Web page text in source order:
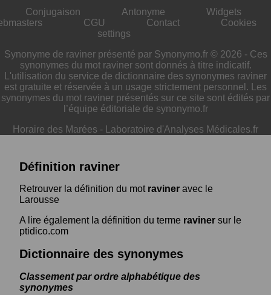
Conjugaison Antonyme
Widgets
CGU Contact
Cookies
settings
Synonyme de raviner présenté par Synonymo.fr © 2026 - Ces
synonymes du mot raviner sont donnés à titre indicatif.
L'utilisation du service de dictionnaire des synonymes raviner
est gratuite et réservée à un usage strictement personnel. Les
synonymes du mot raviner présentés sur ce site sont édités par
l’équipe éditoriale de synonymo.fr
Horaire des Marées - Laboratoire d'Analyses Médicales.fr
Définition raviner
Retrouver la définition du mot raviner avec le
Larousse
A lire également la définition du terme raviner sur le
ptidico.com
Dictionnaire des synonymes
Classement par ordre alphabétique des
synonymes